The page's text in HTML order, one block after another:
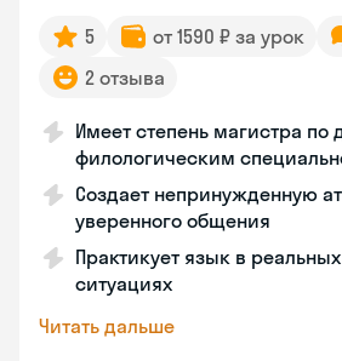
5 от 1590 ₽ за урок
2 отзыва
Имеет степень магистра по
филологическим
Создает непринужденную
уверенного общения
Практикует язык в
ситуациях
Читать дальше